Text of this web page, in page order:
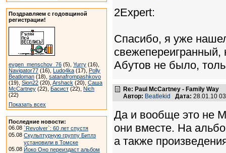
Поздравляем с годовщиной
регистрации!
evgen_menschov_76 (5), Yurry (16),
Navigator77 (16), Ludo4ka (17), Polly
Beatloman (18), satanafrompashkovo
(19), Sion22 (20), Arshack (20), Саша
McCartney (22), Басист (22), Nich
(22)
Показать всех
Последние новости:
06.08 `Revolver`: 60 лет спустя
05.08 Скульптурную группу Битлз
установили в Томске
05.08 Йоко Оно переиздаст альбом
2Expert:
Спасибо, я уже
свежепереигранный,
Абутов не было,
Re: Paul McCartney - Family Way
Автор: Beatlekid Дата: 28.01.10
Да и вообще это не
они вместе. На
а также